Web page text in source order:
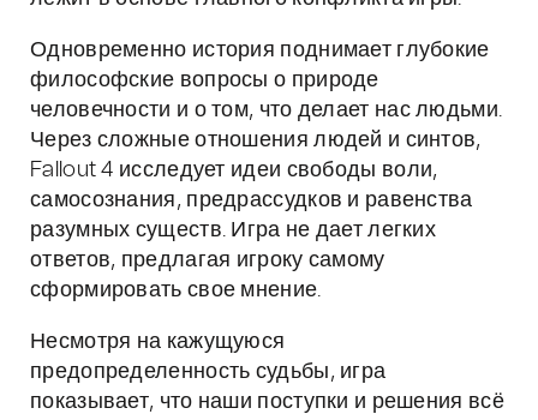
Одновременно история поднимает глубокие
философские вопросы о природе
человечности и о том, что делает нас людьми.
Через сложные отношения людей и синтов,
Fallout 4 исследует идеи свободы воли,
самосознания, предрассудков и равенства
разумных существ. Игра не дает легких
ответов, предлагая игроку самому
сформировать свое мнение.
Несмотря на кажущуюся
предопределенность судьбы, игра
показывает, что наши поступки и решения всё